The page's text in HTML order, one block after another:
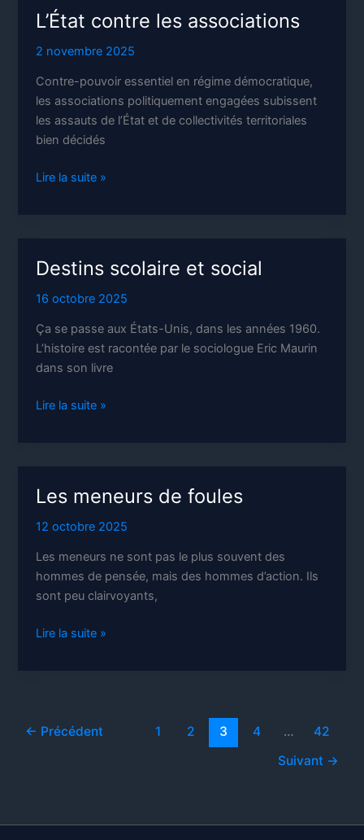
L’État contre les associations
2 novembre 2025
Contre-pouvoir essentiel en régime démocratique,
les associations politiquement engagées subissent
les assauts de l’État et de collectivités territoriales
bien décidés
L’État
Lire la suite »
Destins scolaire et social
16 octobre 2025
Ça se passe aux États-Unis, dans les années 1960.
L’histoire est racontée par le sociologue Eric Maurin
dans son livre
Destins
Lire la suite »
Les meneurs de foules
12 octobre 2025
Les meneurs ne sont pas le plus souvent des
hommes de pensée, mais des hommes d’action. Ils
sont peu clairvoyants,
Les
Lire la suite »
← Précédent 1 2 3 4 …
42
Suivant →